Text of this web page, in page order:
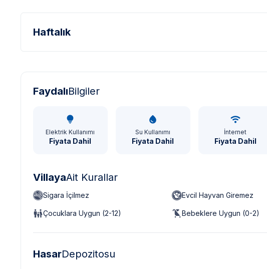
Haftalık
FaydalıBilgiler
Elektrik Kullanımı
Fiyata Dahil
Su Kullanımı
Fiyata Dahil
İnternet
Fiyata Dahil
VillayaAit Kurallar
Sigara İçilmez Evcil Hayvan Giremez
Çocuklara Uygun (2-12) Bebeklere Uygun (0-2)
HasarDepozitosu